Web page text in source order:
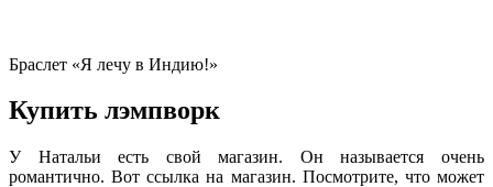
Браслет «Я лечу в Индию!»
Купить лэмпворк
У Натальи есть свой магазин. Он называется очень
романтично. Вот ссылка на магазин. Посмотрите, что может